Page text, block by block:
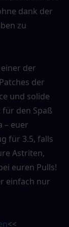
dank der
zu
der
der
und solide
den Spaß
– euer
für 3.5, falls
Astriten,
euren Pulls!
einfach nur
<<